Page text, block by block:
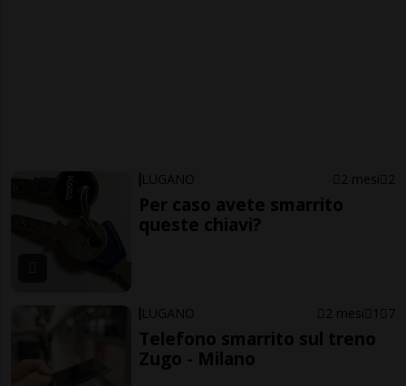
LUGANO 2 mesi 2
Per caso avete smarrito
queste chiavi?
LUGANO 2 mesi 1 7
Telefono smarrito sul treno
Zugo - Milano